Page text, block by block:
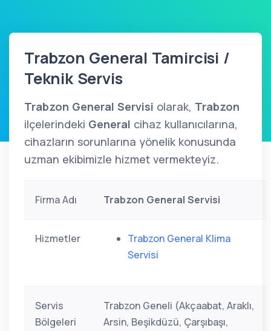
Trabzon General Tamircisi /
Teknik Servis
Trabzon General Servisi olarak, Trabzon
ilçelerindeki General cihaz kullanıcılarına,
cihazların sorunlarına yönelik konusunda
uzman ekibimizle hizmet vermekteyiz.
Firma Adı Trabzon General Servisi
Hizmetler
Trabzon General Klima
Servisi
Servis
Bölgeleri
Trabzon Geneli (Akçaabat, Araklı,
Arsin, Beşikdüzü, Çarşıbaşı,